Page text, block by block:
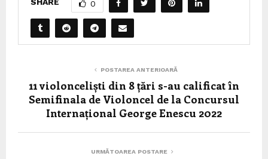
SHARE 0
POSTAREA ANTERIOARĂ
11 violonceliști din 8 țări s-au calificat în
Semifinala de Violoncel de la Concursul
Internațional George Enescu 2022
URMĂTOAREA POSTARE